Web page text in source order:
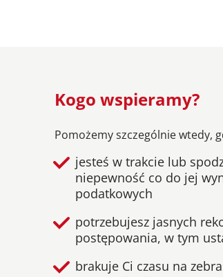
Kogo wspieramy?
Pomożemy szczególnie wtedy,
jesteś w trakcie lub
niepewność co do jej
podatkowych
potrzebujesz jasnych
postępowania, w tym
brakuje Ci czasu na